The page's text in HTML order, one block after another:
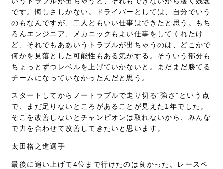
です。悔しさしかない。ドライバーとしては、自分でいう
のもなんですが、二人ともいい仕事はできたと思う。もち
ろんエンジニア、メカニックもよい仕事をしてくれたけ
ど、それでもああいうトラブルが出ちゃうのは、どこかで
何かを見落とした可能性もある気がする。そういう部分も
ちょっとずつレベルを上げていかないと。まだまだ勝てる
チームになっていなかったんだと思う。
スタートしてからノートラブルで走り切る“強さ”という点
で、まだ足りないところがあることが見えた1年でした。
そこを改善しないとチャンピオンは取れないから、みんな
で力を合わせて改善してきたいと思います。
太田格之進選手
最後に追い上げて4位まで行けたのは良かった。レースペ